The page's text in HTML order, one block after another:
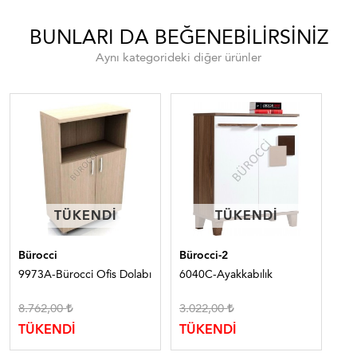
BUNLARI DA BEĞENEBILIRSINIZ
Aynı kategorideki diğer ürünler
TÜKENDI
TÜKENDI
Bürocci
9973A-Bürocci Ofis Dolabı
8.762,00
TÜKENDİ
TÜKENDI
TÜKENDI
Bürocci-2
6040C-Ayakkabılık
3.022,00
TÜKENDİ